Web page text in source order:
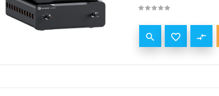
  compare_arrows